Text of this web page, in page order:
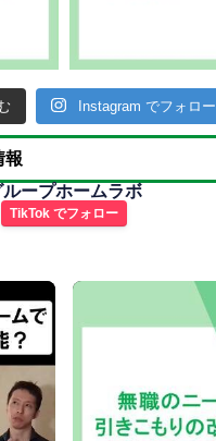
Instagram でフォロー
報
ループホームラボ
TikTok でフォロー